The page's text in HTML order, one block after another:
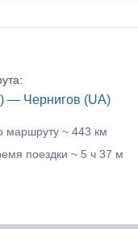
— Чернигов (UA)
маршруту ~ 443 км
поездки ~ 5 ч 37 м